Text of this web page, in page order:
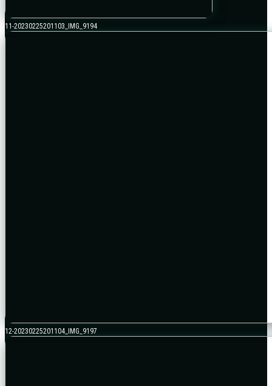
11-20230225201103_IMG_9194
12-20230225201104_IMG_9197